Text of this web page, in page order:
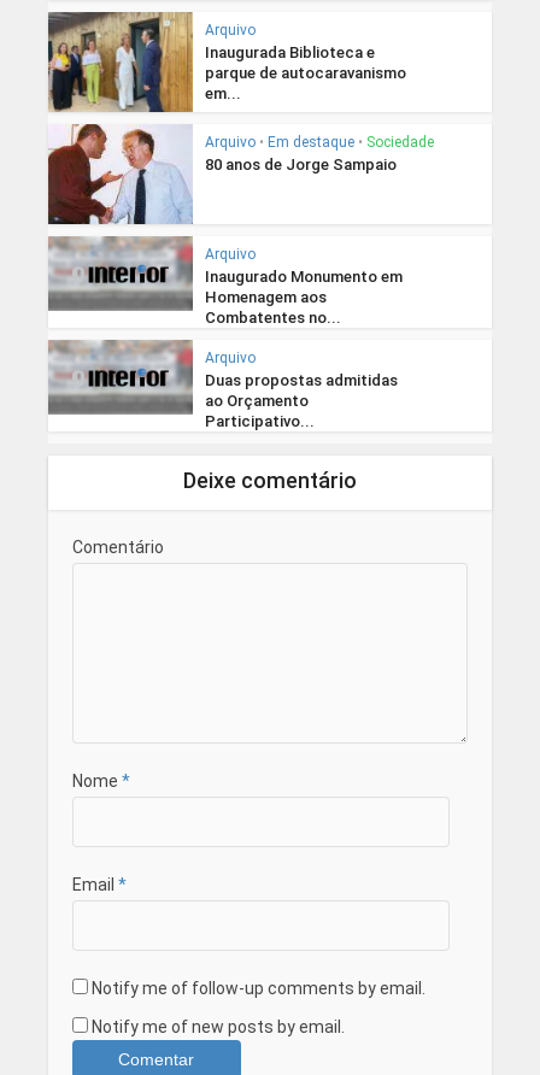
Arquivo
Inaugurada Biblioteca e
parque de autocaravanismo
em...
Arquivo • Em destaque • Sociedade
80 anos de Jorge Sampaio
Arquivo
Inaugurado Monumento em
Homenagem aos
Combatentes no...
Arquivo
Duas propostas admitidas
ao Orçamento
Participativo...
Deixe comentário
Comentário
Nome *
Email *
Notify me of follow-up comments by email.
Notify me of new posts by email.